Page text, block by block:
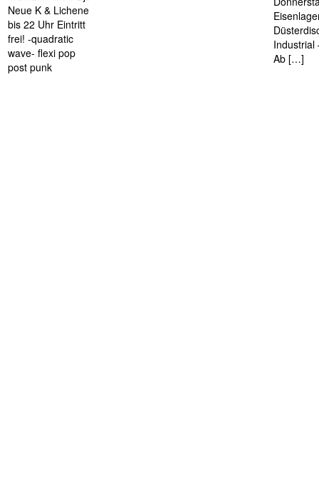
Neue K & Lichene
bis 22 Uhr Eintritt
frei! -quadratic
wave- flexi pop
post punk
Industrial
Ab […]